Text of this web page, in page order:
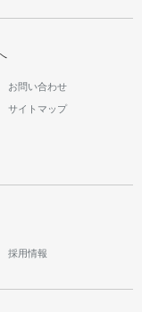
お問い合わせ
サイトマップ
採用情報